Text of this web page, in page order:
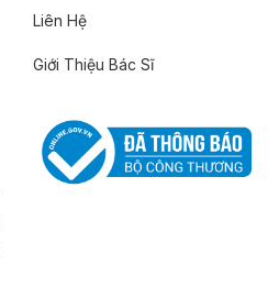
Liên Hệ
Giới Thiệu Bác Sĩ